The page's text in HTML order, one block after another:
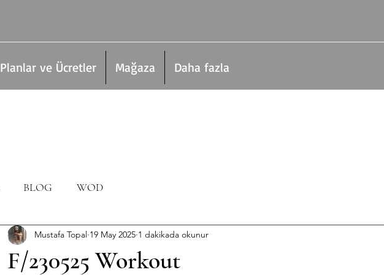
Planlar ve Ücretler Mağaza Daha fazla
BLOG WOD
F/230525 Workout
Mustafa Topal 19 May 2025 1 dakikada okunur